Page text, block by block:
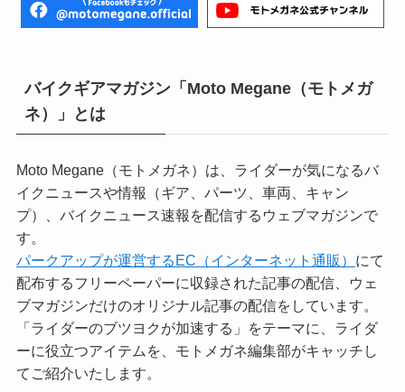
バイクギアマガジン「Moto Megane（モトメガ
ネ）」とは
Moto Megane（モトメガネ）は、ライダーが気になるバ
イクニュースや情報（ギア、パーツ、車両、キャン
プ）、バイクニュース速報を配信するウェブマガジンで
す。
パークアップが運営するEC（インターネット通販） にて
配布するフリーペーパーに収録された記事の配信、ウェ
ブマガジンだけのオリジナル記事の配信をしています。
「ライダーのブツヨクが加速する」をテーマに、ライダ
ーに役立つアイテムを、モトメガネ編集部がキャッチし
てご紹介いたします。